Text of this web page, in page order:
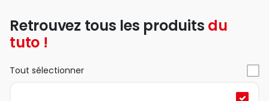
ces étapes pour l'autre boucle d'oreille.
Retrouvez tous les produits du
tuto !
Tout sélectionner